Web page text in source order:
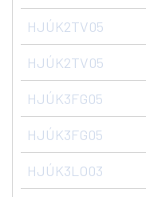
HJÚK2TV05
HJÚK2TV05
HJÚK3FG05
HJÚK3FG05
HJÚK3LO03